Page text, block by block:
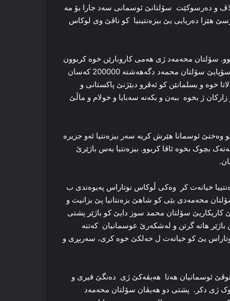
و دەرسوکێت سۆلتانێ ئوسمانی سەد جارا بۆ مە
هێزا دەریایی یێ بیزەنتینیا کو ناڤێ وی لوکاس
سۆلتان محەمەد ژی هەمی کاروبارێن خوە کربوون
بۆ هێرشێ 12000 سوپایێ ینیچری ئامادەکر. ل گۆر مێژوناسان سۆپایێ سۆلتان محمەد دگەهەشتە 200000 کەسان
خوە و بسلمانێن کو ئەڤرو دبێژنێ پاکستانی و
ژ بخوە ببەن و بکەنە سەبایا و خولام و ماڵێ
كو وەختێ ئوسمانا هێرش کریە سەر بیزەنتیا ئەو جزیرە
بچوک بخوە ئاڤا كربوو. بیزەنتیا بەس باژێرێ
خیانەت کر وەکی ڵوکاس نوتاراس پەیوەندی ب
محەمەدی بێی كو شاهێ بزەنتانیا پێ بزانیت و
سۆلتان محمد سوز دایێ کو باژێر پشتی
هاتە گرتن و لەشکەرێ عوسمانیان کەتنە
یێ كو خیانەت ل خەلكێ خوە كری، سەربڕی و
ئوسمانیان هەتا هەیڤەکێ ژی دەنگێ قیری و
ژی دکر. پشتی دو هەیڤان سۆلتان محەمەد